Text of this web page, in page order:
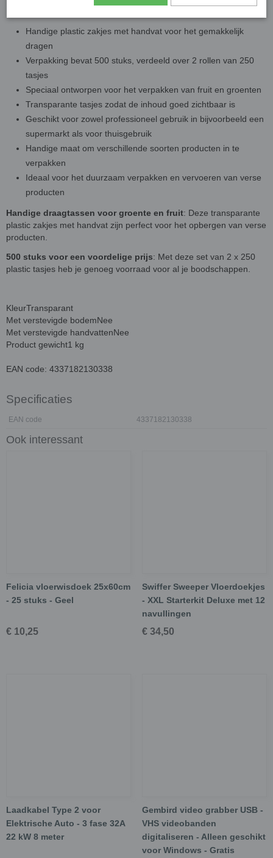
Handige plastic zakjes met handvat voor het gemakkelijk
dragen
Verpakking bevat 500 stuks, verdeeld over 2 rollen van 250
tasjes
Speciaal ontworpen voor het verpakken van fruit en groenten
Transparante tasjes zodat de inhoud goed zichtbaar is
Geschikt voor zowel professioneel gebruik in bijvoorbeeld een
supermarkt als voor thuisgebruik
Handige maat om verschillende soorten producten in te
verpakken
Ideaal voor het duurzaam verpakken en vervoeren van verse
producten
Handige draagtassen voor groente en fruit: Deze transparante
plastic zakjes met handvat zijn perfect voor het opbergen van verse
producten.
500 stuks voor een voordelige prijs: Met deze set van 2 x 250
plastic tasjes heb je genoeg voorraad voor al je boodschappen.
KleurTransparant
Met verstevigde bodemNee
Met verstevigde handvattenNee
Product gewicht1 kg
EAN code: 4337182130338
Specificaties
EAN code 4337182130338
Ook interessant
Felicia vloerwisdoek 25x60cm
- 25 stuks - Geel
€ 10,25
Swiffer Sweeper Vloerdoekjes
- XXL Starterkit Deluxe met 12
navullingen
€ 34,50
Laadkabel Type 2 voor
Elektrische Auto - 3 fase 32A
22 kW 8 meter
Gembird video grabber USB -
VHS videobanden
digitaliseren - Alleen geschikt
voor Windows - Gratis